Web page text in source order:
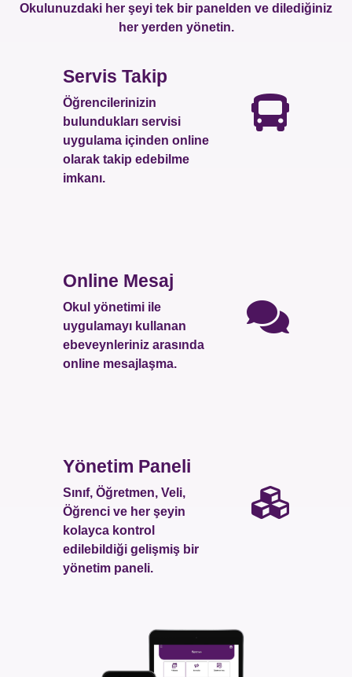
Okulunuzdaki her şeyi tek bir panelden ve dilediğiniz
her yerden yönetin.
Servis Takip
Öğrencilerinizin
bulundukları servisi
uygulama içinden online
olarak takip edebilme
imkanı.
Online Mesaj
Okul yönetimi ile
uygulamayı kullanan
ebeveynleriniz arasında
online mesajlaşma.
Yönetim Paneli
Sınıf, Öğretmen, Veli,
Öğrenci ve her şeyin
kolayca kontrol
edilebildiği gelişmiş bir
yönetim paneli.